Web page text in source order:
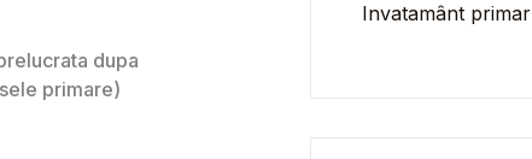
Invatamânt primar